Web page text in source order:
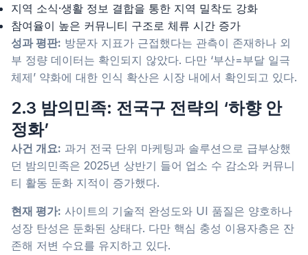
지역 소식·생활 정보 결합을 통한 지역 밀착도 강화
참여율이 높은 커뮤니티 구조로 체류 시간 증가
성과 평판: 방문자 지표가 근접했다는 관측이 존재하나 외
부 정량 데이터는 확인되지 않았다. 다만 ‘부산=부달 일극
체제’ 약화에 대한 인식 확산은 시장 내에서 확인되고 있다.
2.3 밤의민족: 전국구 전략의 ‘하향 안
정화’
사건 개요: 과거 전국 단위 마케팅과 솔루션으로 급부상했
던 밤의민족은 2025년 상반기 들어 업소 수 감소와 커뮤니
티 활동 둔화 지적이 증가했다.
현재 평가: 사이트의 기술적 완성도와 UI 품질은 양호하나
성장 탄성은 둔화된 상태다. 다만 핵심 충성 이용자층은 잔
존해 저변 수요를 유지하고 있다.